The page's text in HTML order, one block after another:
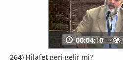
264) Hilafet geri gelir mi?
00:04:10